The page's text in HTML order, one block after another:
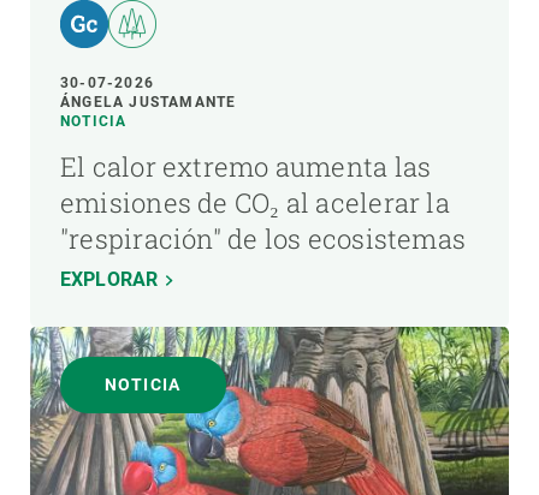
30-07-2026
ÁNGELA JUSTAMANTE
NOTICIA
El calor extremo aumenta las
emisiones de CO₂ al acelerar la
"respiración" de los ecosistemas
EXPLORAR
NOTICIA